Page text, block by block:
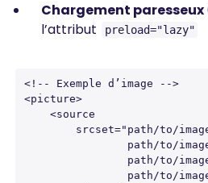
Chargement paresseux
l’attribut
preload="lazy"
<!-- Exemple d’image -->
<picture>
    <source
srcset="path/to/
path/to/
path/to/
path/to/